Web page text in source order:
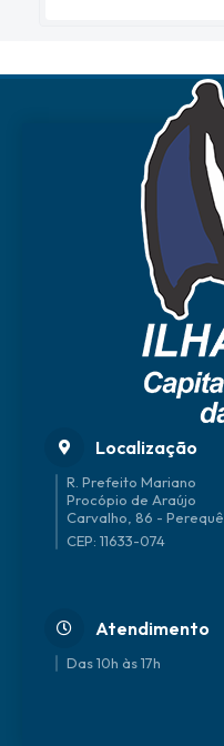
Localização
R. Prefeito Mariano
Procópio de Araújo
Carvalho, 86 - Perequê
CEP: 11633-074
Atendimento
Das 10h às 17h